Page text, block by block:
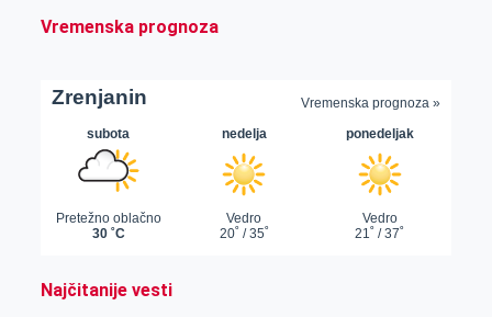
Vremenska prognoza
Najčitanije vesti